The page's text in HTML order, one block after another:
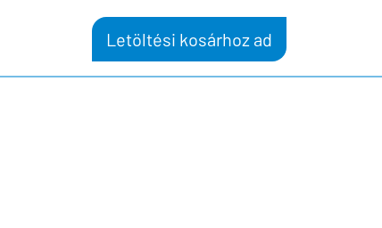
Letöltési kosárhoz ad